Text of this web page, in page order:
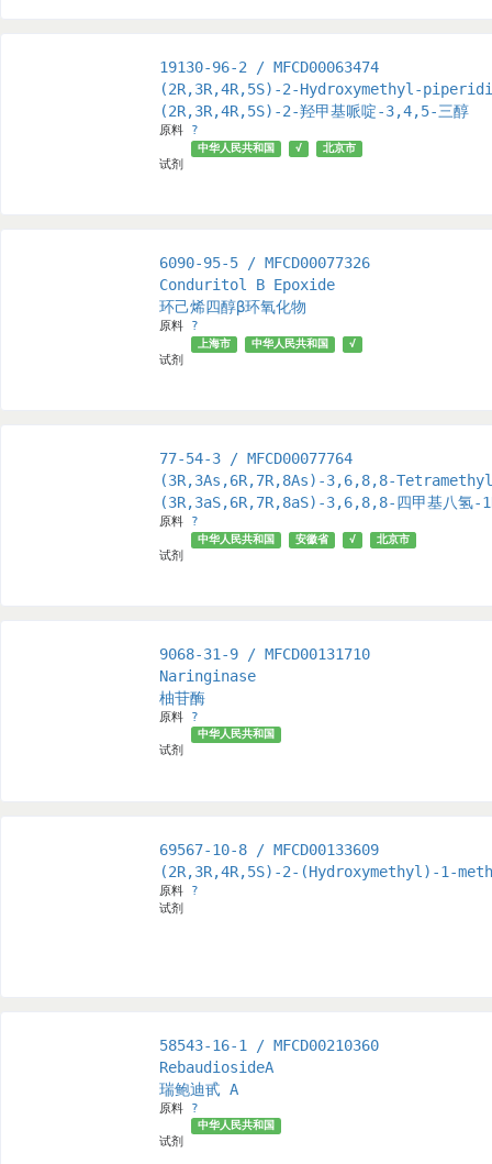
19130-96-2 / MFCD00063474
(2R,3R,4R,5S)-2-Hydroxymethyl-
(2R,3R,4R,5S)-2-羟甲基哌啶-3,4,5-三醇
原料 ?
试剂
中华人民共和国 √ 北京市
6090-95-5 / MFCD00077326
Conduritol B Epoxide
环己烯四醇β环氧化物
原料 ?
试剂
上海市 中华人民共和国 √
77-54-3 / MFCD00077764
(3R,3As,6R,7R,8As)-3,6,8,8-
(3R,3aS,6R,7R,8aS)-3,6,8,8-四甲基八氢-
原料 ?
试剂
中华人民共和国 安徽省 √ 北京市
9068-31-9 / MFCD00131710
Naringinase
柚苷酶
原料 ?
试剂
中华人民共和国
69567-10-8 / MFCD00133609
(2R,3R,4R,5S)-2-(Hydroxymethyl)-1-
原料 ?
试剂
58543-16-1 / MFCD00210360
RebaudiosideA
瑞鲍迪甙 A
原料 ?
试剂
中华人民共和国